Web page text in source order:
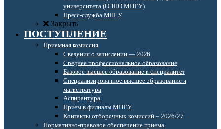
университета (ОППО МПГУ)
Пресс-служба МПГУ
Закрыть
ПОСТУПЛЕНИЕ
Приемная комиссия
Сведения о зачислении — 2026
Среднее профессиональное образование
Базовое высшее образование и специалитет
Специализированное высшее образование и
магистратура
Аспирантура
Прием в филиалы МПГУ
Контакты отборочных комиссий – 2026/27
Нормативно-правовое обеспечение приема